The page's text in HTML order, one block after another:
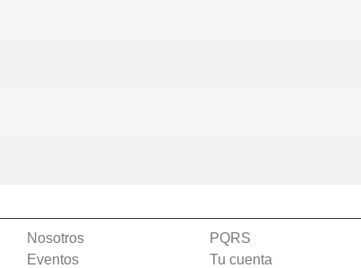
Nosotros
Eventos
PQRS
Tu cuenta